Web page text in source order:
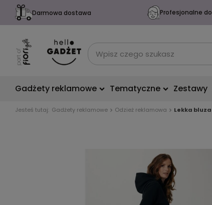
Darmowa dostawa Profesjonalne
Gadżety reklamowe Tematyczne Zestawy
Jesteś tutaj: Gadżety reklamowe Odzież reklamowa Lekka